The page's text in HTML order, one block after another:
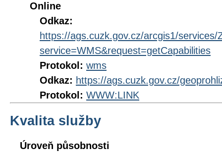
Online
Odkaz:
https://ags.cuzk.gov.cz/arcgis1/
service=WMS&request=getCapabilities
Protokol: wms
Odkaz: https://ags.cuzk.gov.cz/
Protokol: WWW:LINK
Kvalita služby
Úroveň působnosti